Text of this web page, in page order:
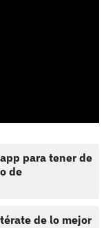
para tener de
de
de lo mejor